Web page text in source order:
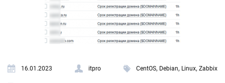
16.01.2023 itpro CentOS, Debian, Linux, Zabbix